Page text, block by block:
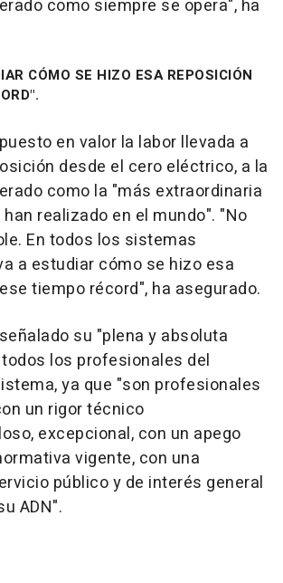
como siempre se opera", ha
CÓMO SE HIZO ESA REPOSICIÓN
en valor la labor llevada a
desde el cero eléctrico, a la
como la "más extraordinaria
realizado en el mundo". "No
En todos los sistemas
a estudiar cómo se hizo esa
tiempo récord", ha asegurado.
su "plena y absoluta
los profesionales del
ya que "son profesionales
un rigor técnico
excepcional, con un apego
vigente, con una
público y de interés general
ADN".